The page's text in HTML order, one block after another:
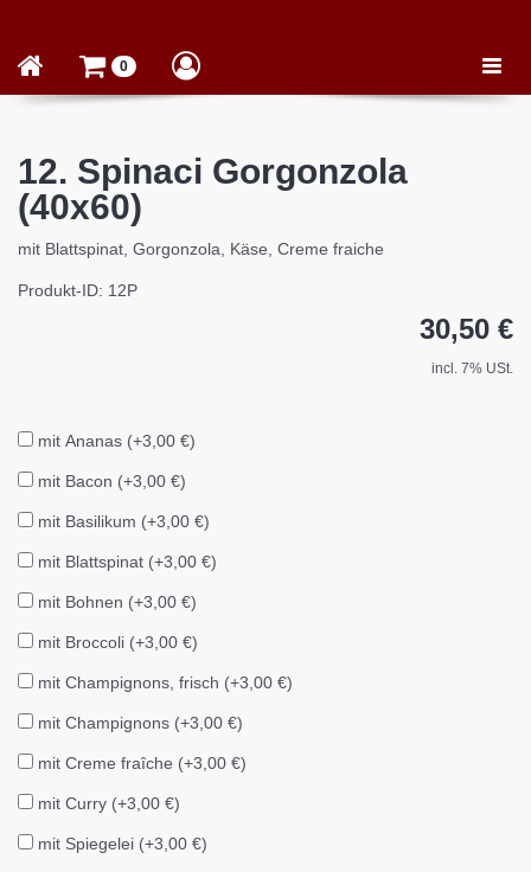
Toggle
0
12. Spinaci Gorgonzola
(40x60)
mit Blattspinat, Gorgonzola, Käse, Creme fraiche
Produkt-ID: 12P
30,50 €
incl. 7% USt.
mit Ananas (+3,00 €)
mit Bacon (+3,00 €)
mit Basilikum (+3,00 €)
mit Blattspinat (+3,00 €)
mit Bohnen (+3,00 €)
mit Broccoli (+3,00 €)
mit Champignons, frisch (+3,00 €)
mit Champignons (+3,00 €)
mit Creme fraîche (+3,00 €)
mit Curry (+3,00 €)
mit Spiegelei (+3,00 €)